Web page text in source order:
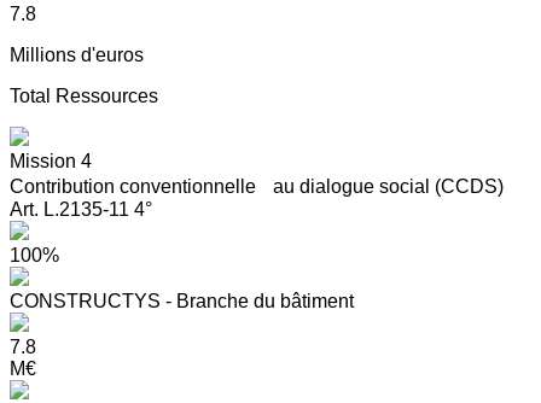
7.8
Millions d'euros
Total Ressources
Mission 4
Contribution conventionnelle au dialogue social (CCDS)
Art. L.2135-11 4°
100%
CONSTRUCTYS - Branche du bâtiment
7.8
M€